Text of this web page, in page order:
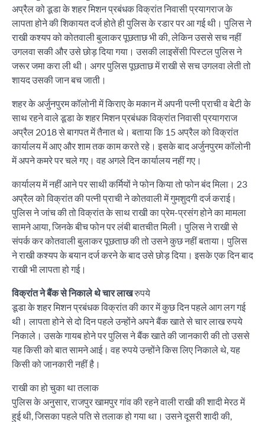
अप्रैल को डूडा के शहर मिशन प्रबंधक विक्रांत निवासी प्रयागराज के
लापता होने की शिकायत दर्ज होते ही पुलिस के रडार पर आ गई थी। पुलिस ने
राखी कश्यप को कोतवाली बुलाकर पूछताछ भी की, लेकिन उससे सच नहीं
उगलवा सकी और उसे छोड़ दिया गया। उसकी लाइसेंसी पिस्टल पुलिस ने
जरूर जमा करा ली थी। अगर पुलिस पूछताछ में राखी से सच उगलवा लेती तो
शायद उसकी जान बच जाती।
शहर के अर्जुनपुरम कॉलोनी में किराए के मकान में अपनी पत्नी प्राची व बेटी के
साथ रहने वाले डूडा के शहर मिशन प्रबंधक विक्रांत निवासी प्रयागराज
अप्रैल 2018 से बागपत में तैनात थे। बताया कि 15 अप्रैल को विक्रांत
कार्यालय में आए और शाम तक काम करते रहे। इसके बाद अर्जुनपुरम कॉलोनी
में अपने कमरे पर चले गए। वह अगले दिन कार्यालय नहीं गए।
कार्यालय में नहीं आने पर साथी कर्मियों ने फोन किया तो फोन बंद मिला। 23
अप्रैल को विक्रांत की पत्नी प्राची ने कोतवाली में गुमशुदगी दर्ज कराई।
पुलिस ने जांच की तो विक्रांत के साथ राखी का प्रेम-प्रसंग होने का मामला
सामने आया, जिनके बीच फोन पर लंबी बातचीत मिली। पुलिस ने राखी से
संपर्क कर कोतवाली बुलाकर पूछताछ की तो उसने कुछ नहीं बताया। पुलिस
ने राखी कश्यप के बयान दर्ज करने के बाद उसे छोड़ दिया। इसके एक दिन बाद
राखी भी लापता हो गई।
विक्रांत ने बैंक से निकाले थे चार लाखरुपये
डूडा के शहर मिशन प्रबंधक विक्रांत की कार में कुछ दिन पहले आग लग गई
थी। लापता होने से दो दिन पहले उन्होंने अपने बैंक खाते से चार लाख रुपये
निकाले। उसके गायब होने पर पुलिस ने बैंक खाते की जानकारी की तो उससे
यह किसी को बात सामने आई। वह रुपये उन्होंने किस लिए निकाले थे, यह
किसी को जानकारी नहीं है।
राखी का हो चुका था तलाक
पुलिस के अनुसार, राजपुर खामपुर गांव की रहने वाली राखी की शादी मेरठ में
हुई थी, जिसका पहले पति से तलाक हो गया था। उसने दूसरी शादी की,